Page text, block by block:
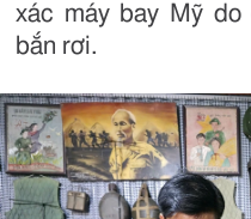
xác máy bay Mỹ do
bắn rơi.